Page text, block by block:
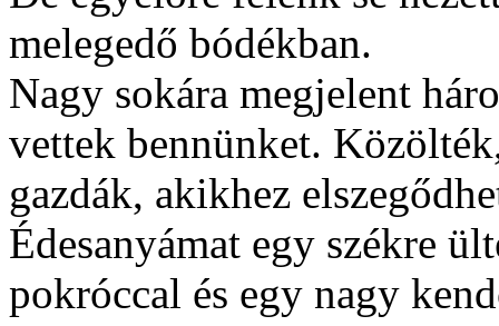
melegedő bódékban.
Nagy sokára megjelent
vettek bennünket.
gazdák, akikhez
Édesanyámat egy székre
pokróccal és egy nagy